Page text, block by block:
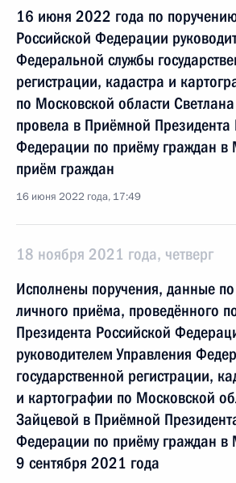
16 июня 2022 года по
Российской Федерации
Федеральной службы
регистрации, кадастра и
по Московской области
провела в Приёмной Президента
Федерации по приёму граждан в
приём граждан
16 июня 2022 года, 17:49
18 ноября 2021 года, четверг
Исполнены поручения, данные по
личного приёма, проведённого
Президента Российской
руководителем Управления
государственной регистрации,
и картографии по Московской
Зайцевой в Приёмной
Федерации по приёму граждан в
9 сентября 2021 года